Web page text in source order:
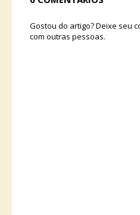
Gostou do artigo? Deixe seu
com outras pessoas.